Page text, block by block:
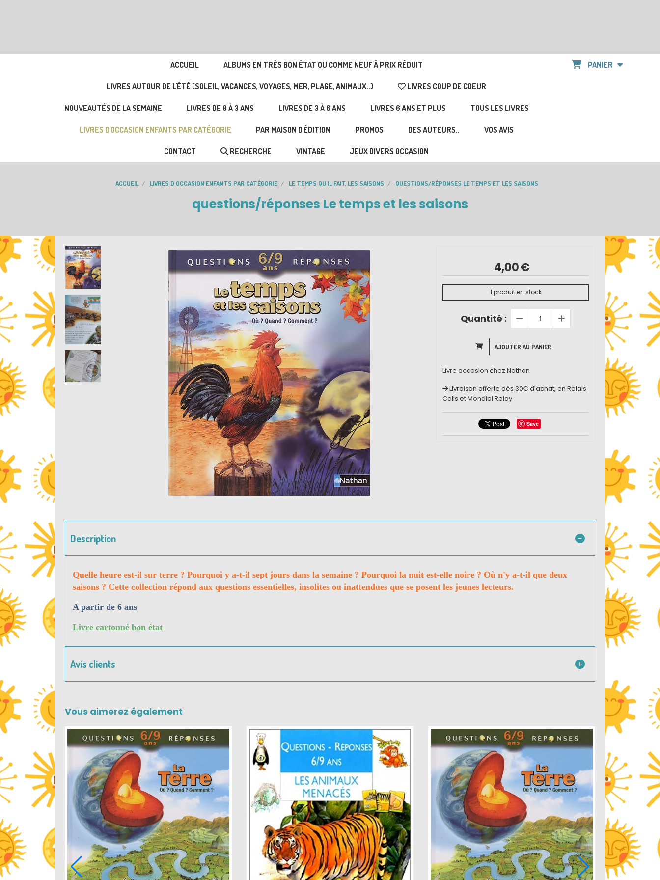
ACCUEIL ALBUMS EN TRÈS BON ÉTAT OU COMME NEUF À PRIX RÉDUIT
LIVRES AUTOUR DE L'ÉTÉ (SOLEIL, VACANCES, VOYAGES, MER, PLAGE, ANIMAUX..) LIVRES COUP DE COEUR
NOUVEAUTÉS DE LA SEMAINE LIVRES DE 0 À 3 ANS LIVRES DE 3 À 6 ANS LIVRES 6 ANS ET PLUS TOUS LES LIVRES
LIVRES D'OCCASION ENFANTS PAR CATÉGORIE PAR MAISON D'ÉDITION PROMOS DES AUTEURS.. VOS AVIS
CONTACT RECHERCHE VINTAGE JEUX DIVERS OCCASION
PANIER
ACCUEIL LIVRES D'OCCASION ENFANTS PAR CATÉGORIE LE TEMPS QU'IL FAIT, LES SAISONS QUESTIONS/RÉPONSES LE TEMPS ET LES SAISONS
questions/réponses Le temps et les saisons
4,00€
1 produit en stock
Quantité :
AJOUTER AU PANIER
Livre occasion chez Nathan
Livraison offerte dès 30€ d'achat, en Relais
Colis et Mondial Relay
Save
Description
Quelle heure est-il sur terre ? Pourquoi y a-t-il sept jours dans la semaine ? Pourquoi la nuit est-elle noire ? Où n'y a-t-il que deux
saisons ? Cette collection répond aux questions essentielles, insolites ou inattendues que se posent les jeunes lecteurs.
A partir de 6 ans
Livre cartonné bon état
Avis clients
Vous aimerez également